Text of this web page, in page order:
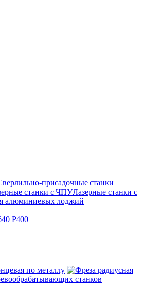
Лазерные станки с
алюминиевых лоджий
P400
по металлу